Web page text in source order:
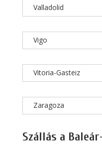
Valladolid
Vigo
Vitoria-Gasteiz
Zaragoza
Szállás a